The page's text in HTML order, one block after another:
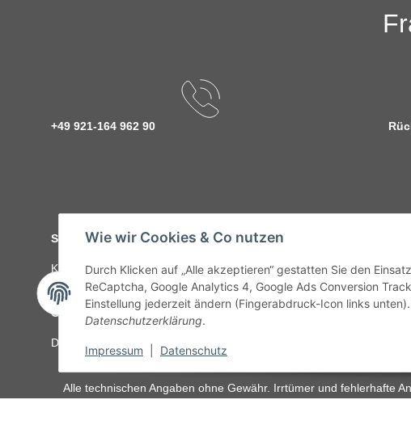
Wie wir Cookies & Co nutzen
Durch Klicken auf „Alle akzeptieren“ gestatten Sie den
ReCaptcha, Google Analytics 4, Google Ads Conversion
Einstellung jederzeit ändern (Fingerabdruck-Icon links
Datenschutzerklärung.
Impressum Datenschutz
+49 921-164 962 90
Service
Kontakt C-Teile Management Sonderteile Karriere
Gesetzliche Informationen
Datenschutz AGB
Alle technischen Angaben ohne Gewähr. Irrtümer und fehlerhafte